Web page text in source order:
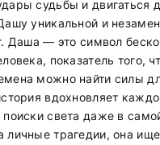
судьбы и двигаться
уникальной и
Даша — это символ
показатель того,
можно найти силы
вдохновляет
света даже в
личные трагедии, она